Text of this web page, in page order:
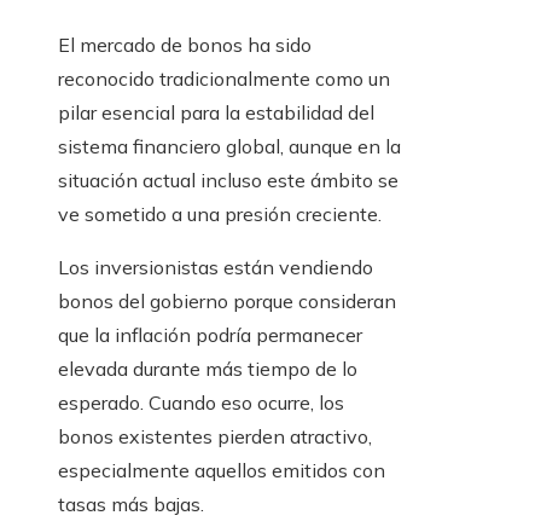
El mercado de bonos ha sido
reconocido tradicionalmente como un
pilar esencial para la estabilidad del
sistema financiero global, aunque en la
situación actual incluso este ámbito se
ve sometido a una presión creciente.
Los inversionistas están vendiendo
bonos del gobierno porque consideran
que la inflación podría permanecer
elevada durante más tiempo de lo
esperado. Cuando eso ocurre, los
bonos existentes pierden atractivo,
especialmente aquellos emitidos con
tasas más bajas.